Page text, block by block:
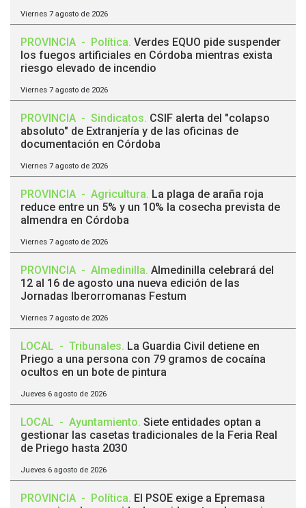
Viernes 7 agosto de 2026
PROVINCIA - Política. Verdes EQUO pide suspender
los fuegos artificiales en Córdoba mientras exista
riesgo elevado de incendio
Viernes 7 agosto de 2026
PROVINCIA - Sindicatos. CSIF alerta del "colapso
absoluto" de Extranjería y de las oficinas de
documentación en Córdoba
Viernes 7 agosto de 2026
PROVINCIA - Agricultura. La plaga de araña roja
reduce entre un 5% y un 10% la cosecha prevista de
almendra en Córdoba
Viernes 7 agosto de 2026
PROVINCIA - Almedinilla. Almedinilla celebrará del
12 al 16 de agosto una nueva edición de las
Jornadas Iberorromanas Festum
Viernes 7 agosto de 2026
LOCAL - Tribunales. La Guardia Civil detiene en
Priego a una persona con 79 gramos de cocaína
ocultos en un bote de pintura
Jueves 6 agosto de 2026
LOCAL - Ayuntamiento. Siete entidades optan a
gestionar las casetas tradicionales de la Feria Real
de Priego hasta 2030
Jueves 6 agosto de 2026
PROVINCIA - Política. El PSOE exige a Epremasa